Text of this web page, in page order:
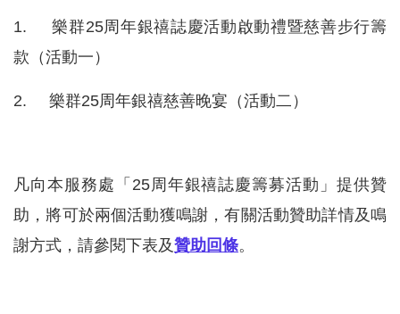
1. 樂群25周年銀禧誌慶活動啟動禮暨慈善步行籌
款（活動一）
2. 樂群25周年銀禧慈善晚宴（活動二）
凡向本服務處「 25周年銀禧誌慶籌募活動」提供贊
助，將可於兩個活動獲鳴謝，有關活動贊助詳情及鳴
謝方式，請參閱下表及贊助回條。